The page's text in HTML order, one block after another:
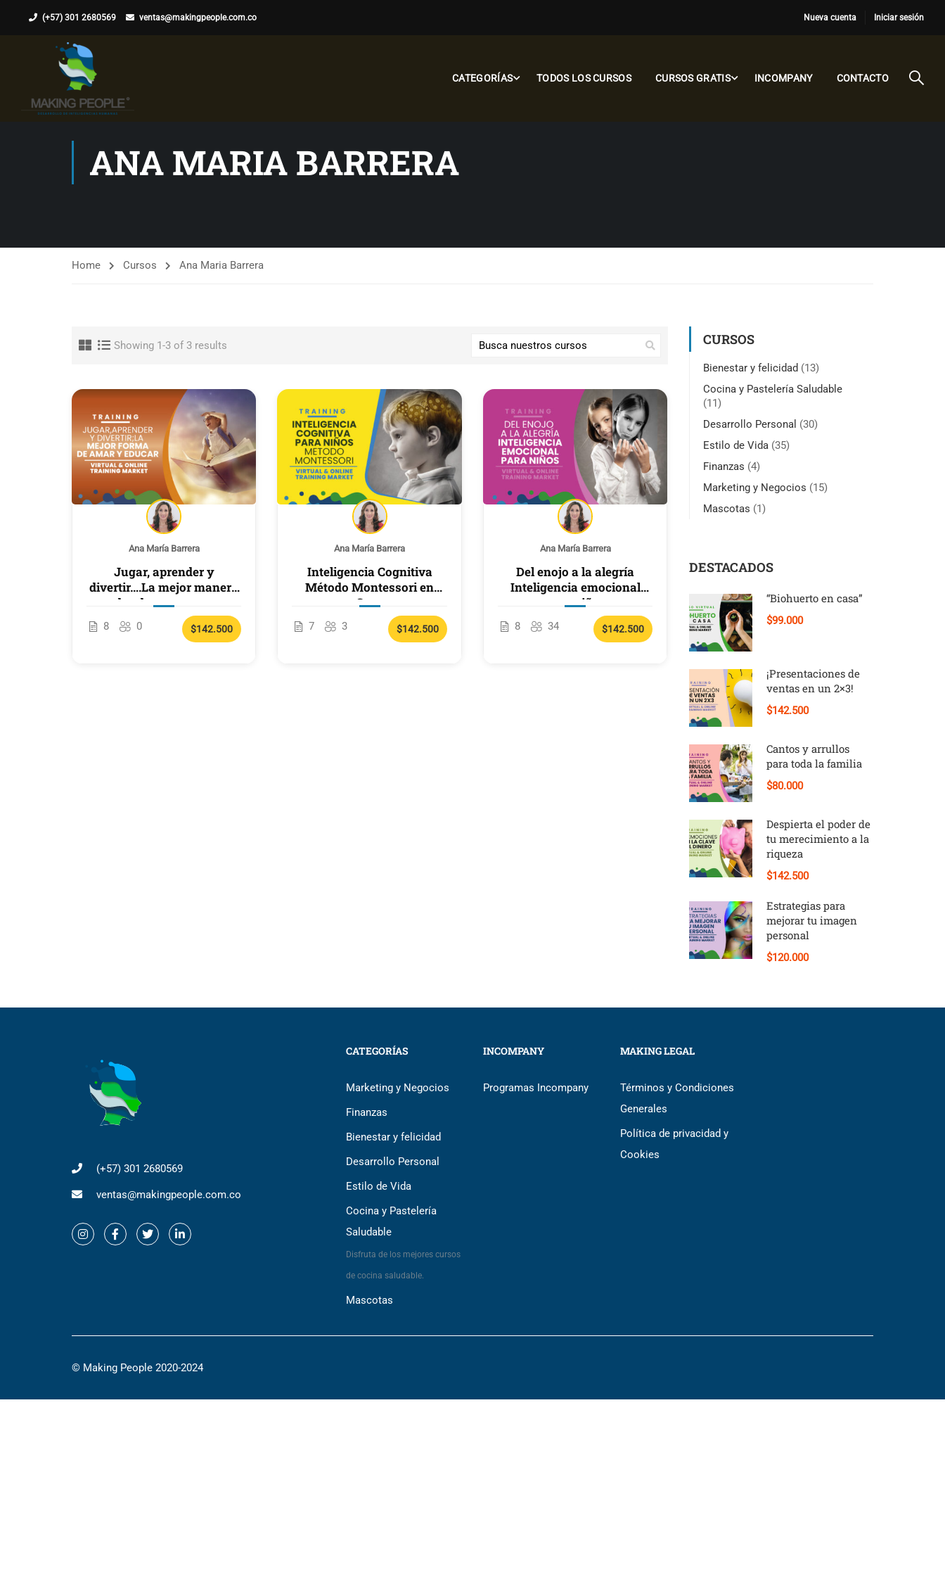
(+57) 301 2680569 ventas@makingpeople.com.co Nueva cuenta Iniciar sesión
CATEGORÍAS TODOS LOS CURSOS CURSOS GRATIS INCOMPANY CONTACTO
ANA MARIA BARRERA
Home Cursos Ana Maria Barrera
Showing 1-3 of 3 results
Ana María Barrera
Jugar, aprender y
divertir….La mejor manera
de educar y amar
8 0 $142.500
Ana María Barrera
Inteligencia Cognitiva
Método Montessori en
Casa
7 3 $142.500
Ana María Barrera
Del enojo a la alegría
Inteligencia emocional
para niños
8 34 $142.500
CURSOS
Bienestar y felicidad (13)
Cocina y Pastelería Saludable
(11)
Desarrollo Personal (30)
Estilo de Vida (35)
Finanzas (4)
Marketing y Negocios (15)
Mascotas (1)
DESTACADOS
“Biohuerto en casa”
$99.000
¡Presentaciones de
ventas en un 2×3!
$142.500
Cantos y arrullos
para toda la familia
$80.000
Despierta el poder de
tu merecimiento a la
riqueza
$142.500
Estrategias para
mejorar tu imagen
personal
$120.000
(+57) 301 2680569
ventas@makingpeople.com.co
CATEGORÍAS
Marketing y Negocios
Finanzas
Bienestar y felicidad
Desarrollo Personal
Estilo de Vida
Cocina y Pastelería
Saludable
Disfruta de los mejores cursos
de cocina saludable.
Mascotas
INCOMPANY
Programas Incompany
MAKING LEGAL
Términos y Condiciones
Generales
Política de privacidad y
Cookies
© Making People 2020-2024